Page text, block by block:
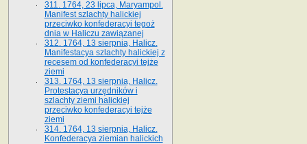
311. 1764, 23 lipca, Maryampol.
Manifest szlachty halickiej
przeciwko konfederacyi tegoż
dnia w Haliczu zawiązanej
312. 1764, 13 sierpnia, Halicz.
Manifestacya szlachty halickiej z
recesem od konfederacyi tejże
ziemi
313. 1764, 13 sierpnia, Halicz.
Protestacya urzędników i
szlachty ziemi halickiej
przeciwko konfederacyi tejże
ziemi
314. 1764, 13 sierpnia, Halicz.
Konfederacya ziemian halickich